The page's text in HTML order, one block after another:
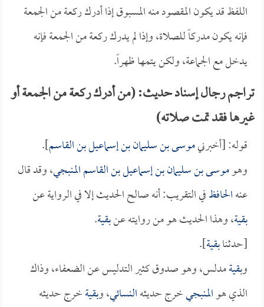
اللفظ قد يكون المقصود منه المسبوق إذا أدرك ركعة من الجمعة
فإنه يكون مدركاً للصلاة، وإذا لم يدرك ركعة من الجمعة فإنه
يدخل مع الجماعة، ولكن يتمها ظهراً.
تراجم رجال إسناد حديث: (من أدرك ركعة من الجمعة أو
غيرها فقد تمت صلاته)
قوله: [أخبرنيموسى بن سليمان بن إسماعيل بن القاسم].
وهوموسى بن سليمان بن إسماعيل بن القاسم المنبجي، وقد قال
عنهالحافظفي التقريب: أنه صالح الحديث إلا في الرواية عن
بقية، وهذا الحديث هو من روايته عنبقية.
[حدثنابقية].
وبقيةمدلس، وهو صدوق كثير التدليس عن الضعفاء، وذاك
الذي هوالمنبجيخرج حديثهالنسائي، وبقيةخرج حديثه